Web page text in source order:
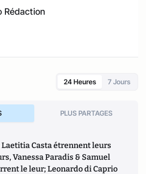
Rédaction
24 Heures 7 Jours
PLUS PARTAGES
Laetitia Casta étrennent leurs
Vanessa Paradis & Samuel
le leur; Leonardo di Caprio